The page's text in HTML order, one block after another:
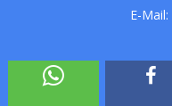
E-Mail: